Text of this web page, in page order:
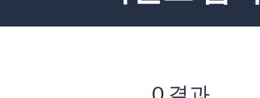
0 결과